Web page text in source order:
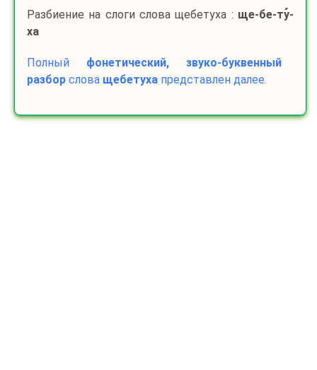
Разбиение на слоги слова щебетуха : ще-бе-ту-
ха
Полный фонетический, звуко-буквенный
разбор слова щебетуха представлен далее.